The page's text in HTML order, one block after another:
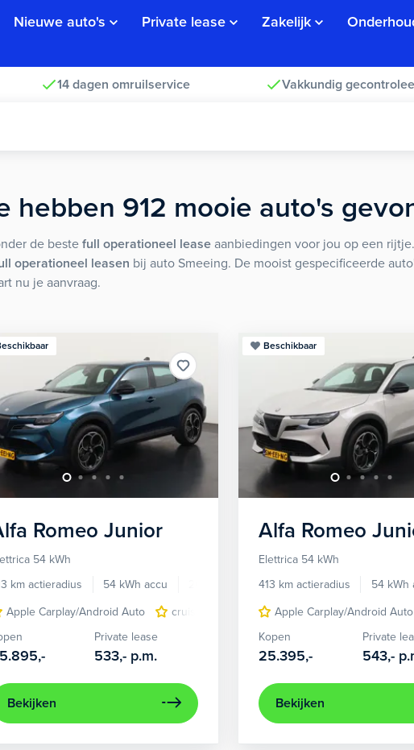
Nieuwe auto's Private lease Zakelijk
14 dagen omruilservice Vakkundig
hebben 912 mooie auto's
de beste full operationeel lease aanbiedingen voor jou op een
operationeel leasen bij auto Smeeing. De mooist gespecificeerde
nu je aanvraag.
Romeo Junior
54 kWh
km actieradius
54 kWh accu
7.784 km
Apple Carplay/Android Auto
cruise control adaptief LED koplampen
Private lease
533,- p.m.
Bekijken
Beschikbaar
Alfa Romeo
Elettrica 54 kWh
413 km actieradius
54 kWh
Apple Carplay/Android Auto
Kopen
25.395,-
Private
543,-
Bekijken